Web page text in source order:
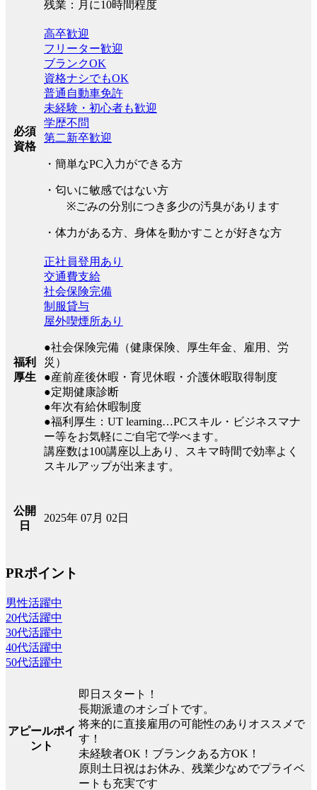
残業：月に10時間程度
必須
資格
高卒歓迎
フリーター歓迎
ブランクOK
資格ナシでもOK
普通自動車免許
未経験・初心者も歓迎
学歴不問
第二新卒歓迎
・簡単なPC入力ができる方
・匂いに敏感ではない方
※ごみの分別につき多少の汚臭があります
・体力がある方、身体を動かすことが好きな方
福利
厚生
正社員登用あり
交通費支給
社会保険完備
制服貸与
屋外喫煙所あり
●社会保険完備（健康保険、厚生年金、雇用、労
災）
●産前産後休暇・育児休暇・介護休暇取得制度
●定期健康診断
●年次有給休暇制度
●福利厚生：UT learning…PCスキル・ビジネスマナ
ー等をお気軽にご自宅で学べます。
講座数は100講座以上あり、スキマ時間で効率よく
スキルアップが出来ます。
公開
日
2025年 07月 02日
PRポイント
男性活躍中
20代活躍中
30代活躍中
40代活躍中
50代活躍中
アピールポイ
ント
即日スタート！
長期派遣のオシゴトです。
将来的に直接雇用の可能性のありオススメで
す！
未経験者OK！ブランクある方OK！
原則土日祝はお休み、残業少なめでプライベ
ートも充実です